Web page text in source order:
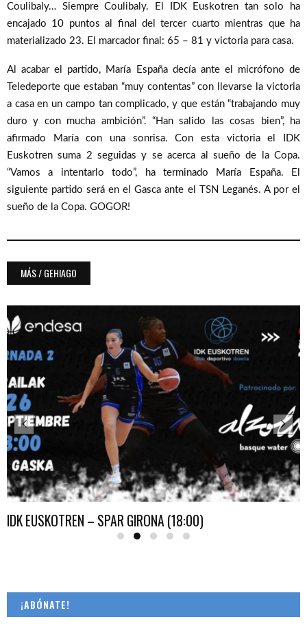
Coulibaly… Siempre Coulibaly. El IDK Euskotren tan solo ha
encajado 10 puntos al final del tercer cuarto mientras que ha
materializado 23. El marcador final: 65 – 81 y victoria para casa.
Al acabar el partido, María España decía ante el micrófono de
Teledeporte que estaban “muy contentas” con llevarse la victoria
a casa en un campo tan complicado, y que están “trabajando muy
duro y con mucha ambición”. “Han salido las cosas bien”, ha
afirmado María con una sonrisa. Con esta victoria el IDK
Euskotren suma 2 seguidas y se acerca al sueño de la Copa.
“Vamos a intentarlo todo”, ha terminado María España. El
siguiente partido será en el Gasca ante el TSN Leganés. A por el
sueño de la Copa. GOGOR!
MÁS / GEHIAGO
IDK EUSKOTREN – SPAR GIRONA (18:00)
¡ABÓNATE!